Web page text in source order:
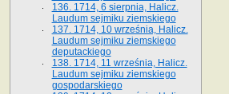
136. 1714, 6 sierpnia, Halicz.
Laudum sejmiku ziemskiego
137. 1714, 10 września, Halicz.
Laudum sejmiku ziemskiego
deputackiego
138. 1714, 11 września, Halicz.
Laudum sejmiku ziemskiego
gospodarskiego